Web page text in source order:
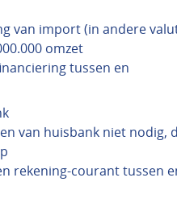
van import (in andere
omzet
tussen en
van huisbank niet nodig,
rekening-courant tussen